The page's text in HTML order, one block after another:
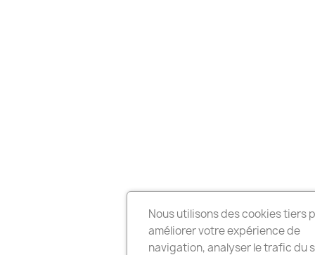
Nous utilisons des cookies tiers
améliorer votre expérience de
navigation, analyser le trafic du